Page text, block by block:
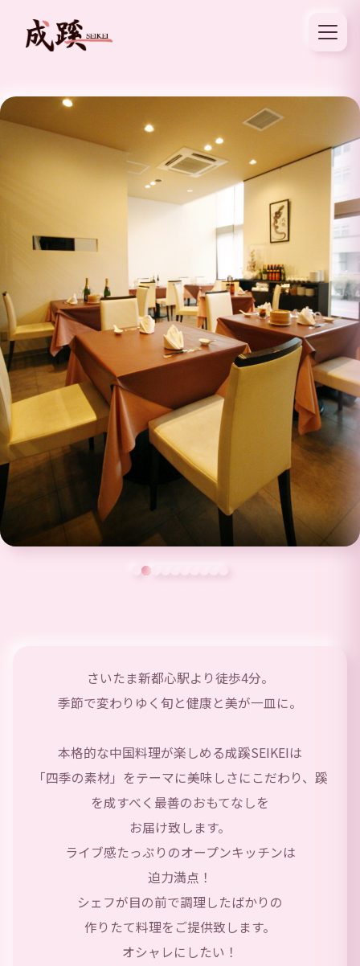
さいたま新都心駅より徒歩4分。
季節で変わりゆく旬と健康と美が一皿に。
本格的な中国料理が楽しめる成蹊SEIKEIは
「四季の素材」をテーマに美味しさにこだわり、蹊
を成すべく最善のおもてなしを
お届け致します。
ライブ感たっぷりのオープンキッチンは
迫力満点！
シェフが目の前で調理したばかりの
作りたて料理をご提供致します。
オシャレにしたい！